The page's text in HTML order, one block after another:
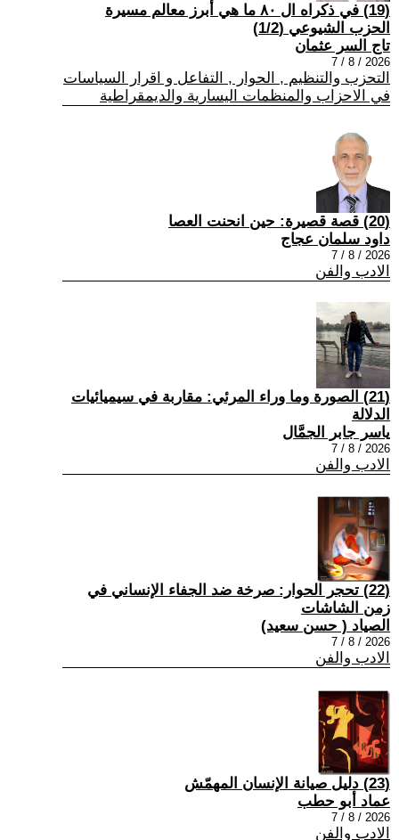
(19) في ذكراه ال ٨٠ ما هي أبرز معالم مسيرة
الحزب الشيوعي (1/2)
تاج السر عثمان
2026 / 8 / 7
التحزب والتنظيم , الحوار , التفاعل و اقرار السياسات
في الاحزاب والمنظمات اليسارية والديمقراطية
(20) قصة قصيرة: حين انحنت العصا
داود سلمان عجاج
2026 / 8 / 7
الادب والفن
(21) الصورة وما وراء المرئي: مقاربة في سيميائيات
الدلالة
ياسر جابر الجمَّال
2026 / 8 / 7
الادب والفن
(22) تحجر الحوار: صرخة ضد الجفاء الإنساني في
زمن الشاشات
الصياد ‏( حسن سعيد‏)
2026 / 8 / 7
الادب والفن
(23) دليل صيانة الإنسان المهمّش
عماد أبو حطب
2026 / 8 / 7
الادب والفن